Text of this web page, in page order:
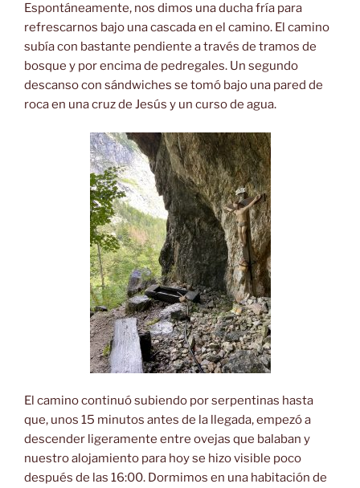
Espontáneamente, nos dimos una ducha fría para
refrescarnos bajo una cascada en el camino. El camino
subía con bastante pendiente a través de tramos de
bosque y por encima de pedregales. Un segundo
descanso con sándwiches se tomó bajo una pared de
roca en una cruz de Jesús y un curso de agua.
El camino continuó subiendo por serpentinas hasta
que, unos 15 minutos antes de la llegada, empezó a
descender ligeramente entre ovejas que balaban y
nuestro alojamiento para hoy se hizo visible poco
después de las 16:00. Dormimos en una habitación de